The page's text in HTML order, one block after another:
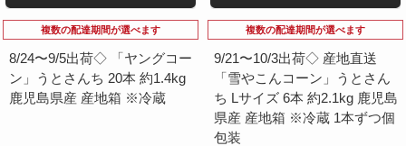
複数の配達期間が選べます
8/24〜9/5出荷◇ 「ヤングコー
ン」うとさんち 20本 約1.4kg
鹿児島県産 産地箱 ※冷蔵
複数の配達期間が選べます
9/21〜10/3出荷◇ 産地直送
「雪やこんコーン」うとさん
ち Lサイズ 6本 約2.1kg 鹿児島
県産 産地箱 ※冷蔵 1本ずつ個
包装